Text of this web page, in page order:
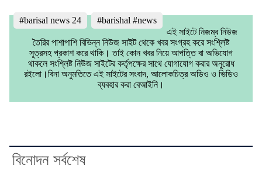
#barisal news 24
#barishal #news
এই সাইটে নিজম্ব নিউজ
তৈরির পাশাপাশি বিভিন্ন নিউজ সাইট থেকে খবর সংগ্রহ করে সংশ্লিষ্ট
সূত্রসহ প্রকাশ করে থাকি। তাই কোন খবর নিয়ে আপত্তি বা অভিযোগ
থাকলে সংশ্লিষ্ট নিউজ সাইটের কর্তৃপক্ষের সাথে যোগাযোগ করার অনুরোধ
রইলো।বিনা অনুমতিতে এই সাইটের সংবাদ, আলোকচিত্র অডিও ও ভিডিও
ব্যবহার করা বেআইনি।
বিনোদন সর্বশেষ